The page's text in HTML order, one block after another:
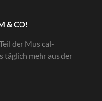
& CO!
der Musical-
täglich mehr aus der